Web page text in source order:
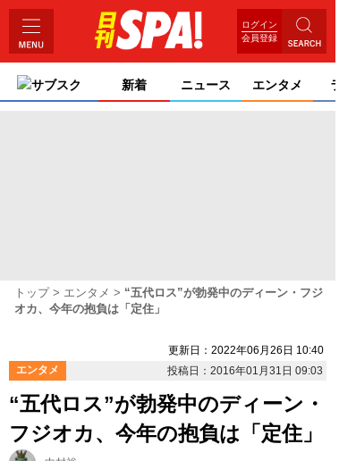
ログイン
会員登録
サブスク 新着 ニュース エンタメ
トップ エンタメ
“五代ロス”が勃発中のディーン・フジ
オカ、今年の抱負は「定住」
更新日：2022年06月26日 10:40
エンタメ
投稿日：2016年01月31日 09:03
“五代ロス”が勃発中のディーン・
フジオカ、今年の抱負は「定住」